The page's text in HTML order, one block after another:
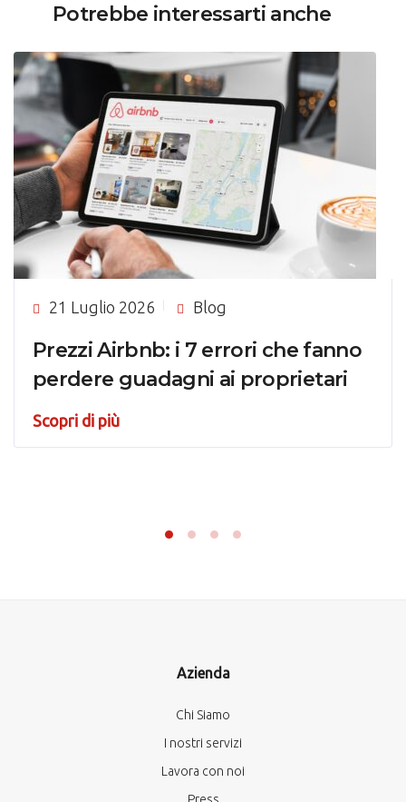
Potrebbe interessarti anche
21 Luglio 2026 Blog
Prezzi Airbnb: i 7 errori che fanno
perdere guadagni ai proprietari
Scopri di più
Azienda
Chi Siamo
I nostri servizi
Lavora con noi
Press